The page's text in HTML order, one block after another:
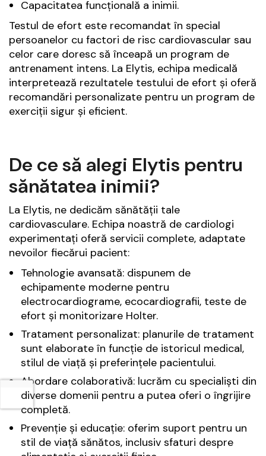
Capacitatea funcțională a inimii.
Testul de efort este recomandat în special
persoanelor cu factori de risc cardiovascular sau
celor care doresc să înceapă un program de
antrenament intens. La Elytis, echipa medicală
interpretează rezultatele testului de efort și oferă
recomandări personalizate pentru un program de
exerciții sigur și eficient.
De ce să alegi Elytis pentru
sănătatea inimii?
La Elytis, ne dedicăm sănătății tale
cardiovasculare. Echipa noastră de cardiologi
experimentați oferă servicii complete, adaptate
nevoilor fiecărui pacient:
Tehnologie avansată: dispunem de
echipamente moderne pentru
electrocardiograme, ecocardiografii, teste de
efort și monitorizare Holter.
Tratament personalizat: planurile de tratament
sunt elaborate în funcție de istoricul medical,
stilul de viață și preferințele pacientului.
Abordare colaborativă: lucrăm cu specialiști din
diverse domenii pentru a putea oferi o îngrijire
completă.
Prevenție și educație: oferim suport pentru un
stil de viață sănătos, inclusiv sfaturi despre